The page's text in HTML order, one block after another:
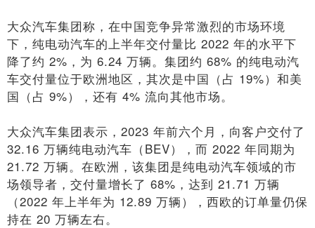
大众汽车集团称，在中国竞争异常激烈的市场环境
下，纯电动汽车的上半年交付量比 2022 年的水平下
降了约 2%，为 6.24 万辆。集团约 68% 的纯电动汽
车交付量位于欧洲地区，其次是中国（占 19%）和美
国（占 9%），还有 4% 流向其他市场。
大众汽车集团表示，2023 年前六个月，向客户交付了
32.16 万辆纯电动汽车（BEV），而 2022 年同期为
21.72 万辆。在欧洲，该集团是纯电动汽车领域的市
场领导者，交付量增长了 68%，达到 21.71 万辆
（2022 年上半年为 12.89 万辆），西欧的订单量仍保
持在 20 万辆左右。